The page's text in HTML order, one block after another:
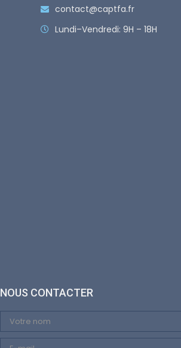
contact@captfa.fr
Lundi–Vendredi: 9H – 18H
NOUS CONTACTER